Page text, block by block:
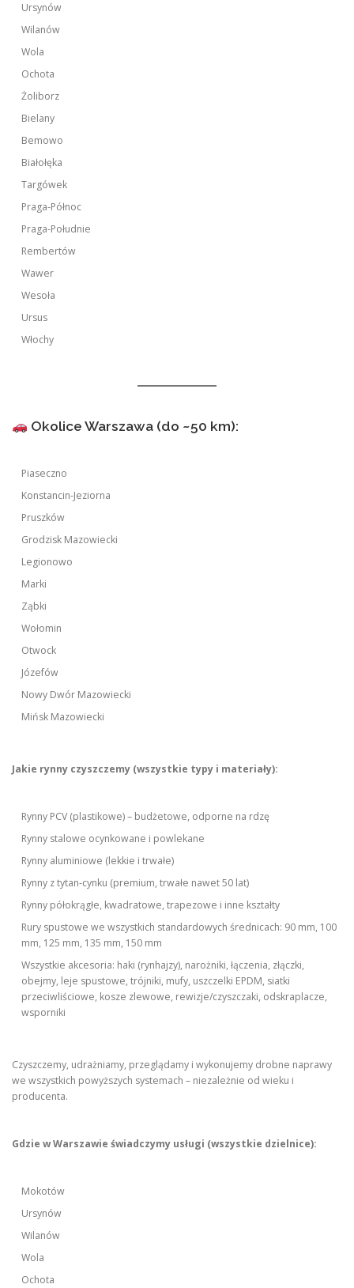
Ursynów
Wilanów
Wola
Ochota
Żoliborz
Bielany
Bemowo
Białołęka
Targówek
Praga-Północ
Praga-Południe
Rembertów
Wawer
Wesoła
Ursus
Włochy
Okolice Warszawa (do ~50 km):
Piaseczno
Konstancin-Jeziorna
Pruszków
Grodzisk Mazowiecki
Legionowo
Marki
Ząbki
Wołomin
Otwock
Józefów
Nowy Dwór Mazowiecki
Mińsk Mazowiecki
Jakie rynny czyszczemy (wszystkie typy i materiały):
Rynny PCV (plastikowe) – budżetowe, odporne na rdzę
Rynny stalowe ocynkowane i powlekane
Rynny aluminiowe (lekkie i trwałe)
Rynny z tytan-cynku (premium, trwałe nawet 50 lat)
Rynny półokrągłe, kwadratowe, trapezowe i inne kształty
Rury spustowe we wszystkich standardowych średnicach: 90 mm, 100
mm, 125 mm, 135 mm, 150 mm
Wszystkie akcesoria: haki (rynhajzy), narożniki, łączenia, złączki,
obejmy, leje spustowe, trójniki, mufy, uszczelki EPDM, siatki
przeciwliściowe, kosze zlewowe, rewizje/czyszczaki, odskraplacze,
wsporniki
Czyszczemy, udrażniamy, przeglądamy i wykonujemy drobne naprawy
we wszystkich powyższych systemach – niezależnie od wieku i
producenta.
Gdzie w Warszawie świadczymy usługi (wszystkie dzielnice):
Mokotów
Ursynów
Wilanów
Wola
Ochota